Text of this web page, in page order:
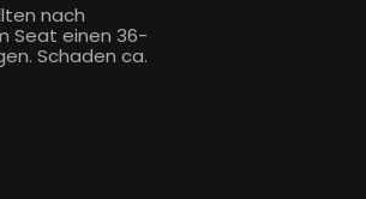
nach
Seat einen 36-
Schaden ca.